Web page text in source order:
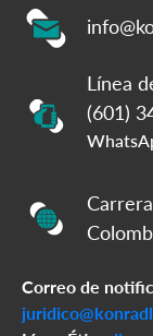
Línea
(601)
Correo de